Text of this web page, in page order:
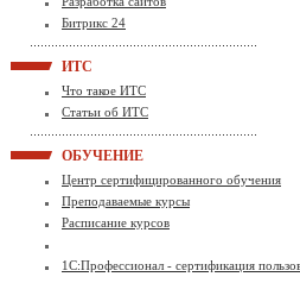
Битрикс 24
ИТС
Что такое ИТС
Статьи об ИТС
ОБУЧЕНИЕ
Центр сертифицированного обучения
Преподаваемые курсы
Расписание курсов
1С:Профессионал - сертификация